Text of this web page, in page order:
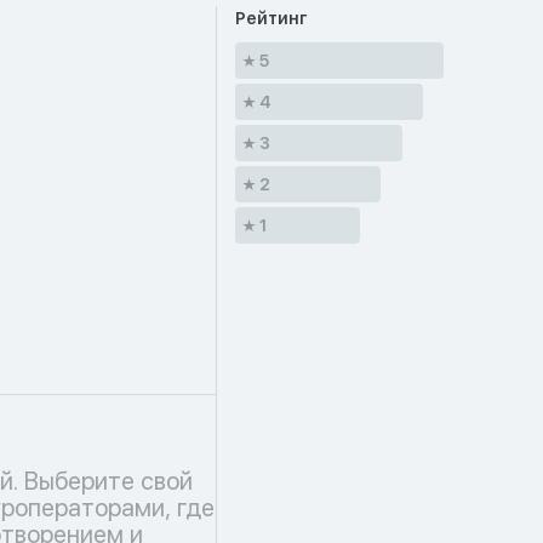
Рейтинг
5
4
3
2
1